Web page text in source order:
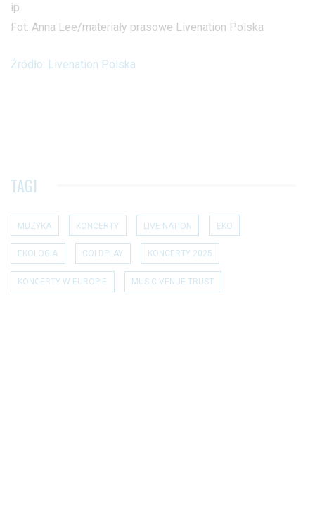
ip
Fot: Anna Lee/materiały prasowe Livenation Polska
Źródło: Livenation Polska
TAGI
MUZYKA KONCERTY LIVE NATION EKO
EKOLOGIA COLDPLAY KONCERTY 2025
KONCERTY W EUROPIE MUSIC VENUE TRUST